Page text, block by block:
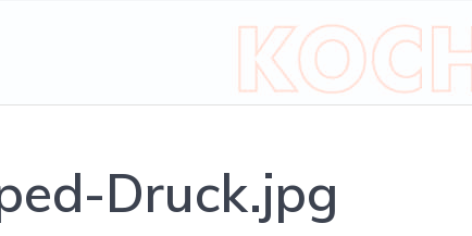
Druck.jpg